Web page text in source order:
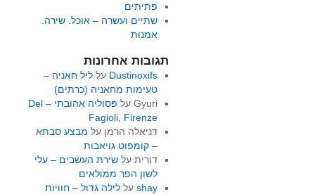
פתיתים
שתיים ועשרה – אוכל. שירה.
אמנות
תגובות אחרונות
Dustinoxifs על ליל חאניה –
טעימות מחאניה (כרתים)
Gyuriעל
פסוליה אהובתי – Del
Fagioli, Firenze
דניאלה הרמן על מבצע סבתא
– קומפוט גויאבות
דוריתעל שירת העשבים – עלי
לשון הפר ממולאים
shayעל לילה גדול – חוויות